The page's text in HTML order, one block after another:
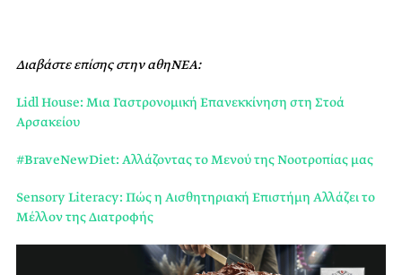
Διαβάστε επίσης στην αθηΝΕΑ:
Lidl House: Μια Γαστρονομική Επανεκκίνηση στη Στοά
Αρσακείου
#BraveNewDiet: Αλλάζοντας το Μενού της Νοοτροπίας μας
Sensory Literacy: Πώς η Αισθητηριακή Επιστήμη Αλλάζει το
Μέλλον της Διατροφής